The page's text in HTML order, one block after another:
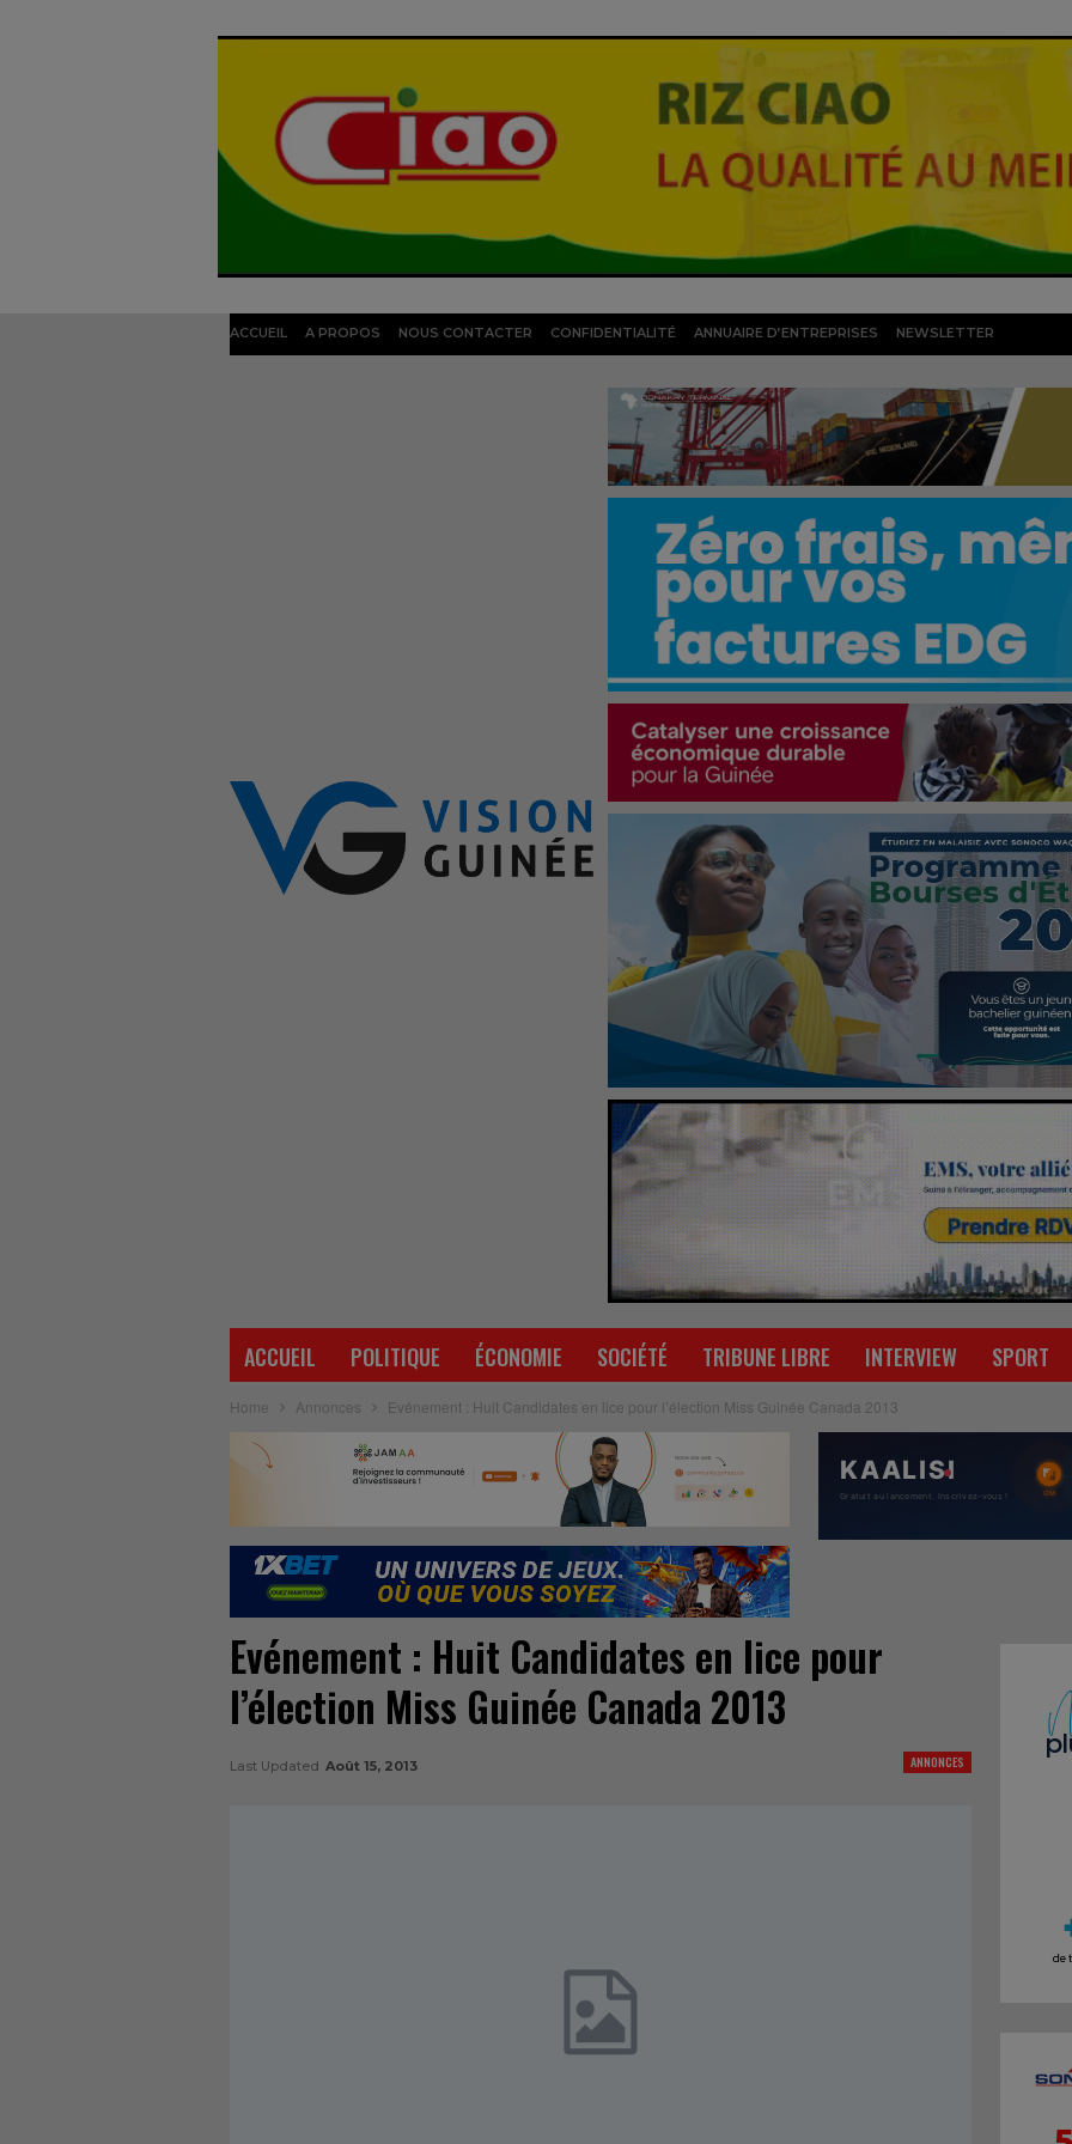
ACCUEIL A PROPOS NOUS CONTACTER CONFIDENTIALITÉ ANNUAIRE D’ENTREPRISES NEWSLETTER
ACCUEIL POLITIQUE ÉCONOMIE SOCIÉTÉ TRIBUNE LIBRE INTERVIEW SPORT
Home Annonces Evénement : Huit Candidates en lice pour l’élection Miss Guinée Canada 2013
Evénement : Huit Candidates en lice pour
l’élection Miss Guinée Canada 2013
ANNONCES
Last Updated Août 15, 2013